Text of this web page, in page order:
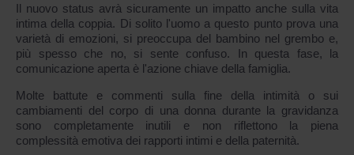
Il nuovo status avrà sicuramente un impatto anche sulla vita
intima della coppia. Di solito l'uomo a questo punto prova una
varietà di emozioni, si preoccupa del bambino nel grembo e,
più spesso che no, si sente confuso. In questa fase, la
comunicazione aperta è l'azione chiave della famiglia.
Molte battute e commenti sulla fine della intimità o sui
cambiamenti del corpo di una donna durante la gravidanza
sono completamente inutili e non riflettono la piena
complessità emotiva dei rapporti intimi e della paternità.